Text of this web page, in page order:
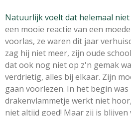
Natuurlijk voelt dat helemaal niet
een mooie reactie van een
voorlas, ze waren dit jaar
zag hij niet meer, zijn oude
dat ook nog niet op z'n gemak
verdrietig, alles bij elkaar. Zijn
gaan voorlezen. In het begin was
drakenvlammetje werkt niet
niet altijd goed! Maar zij is